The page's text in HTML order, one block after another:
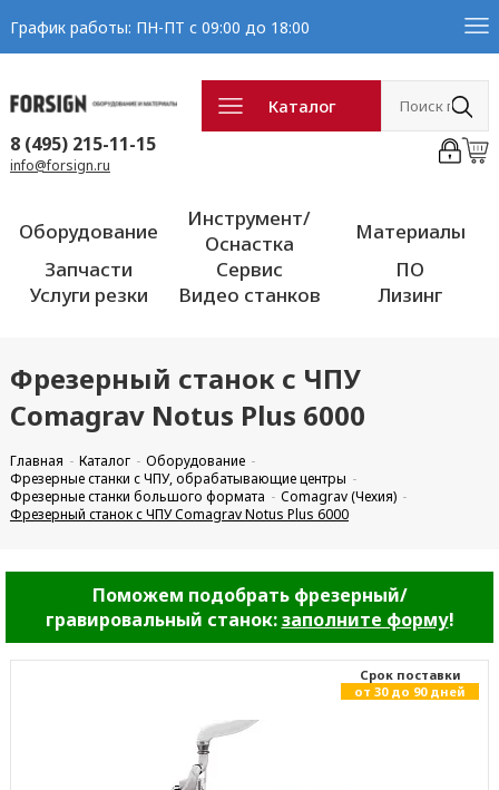
График работы: ПН-ПТ с 09:00 до 18:00
Каталог
8 (495) 215-11-15
info@forsign.ru
Оборудование
Инструмент/
Оснастка
Материалы
Запчасти
Сервис
ПО
Услуги резки
Видео станков Лизинг
Фрезерный станок с ЧПУ
Comagrav Notus Plus 6000
Главная Каталог
Оборудование
Фрезерные станки с ЧПУ, обрабатывающие центры
Фрезерные станки большого формата
Comagrav (Чехия)
Фрезерный станок с ЧПУ Comagrav Notus Plus 6000
Поможем подобрать фрезерный/
гравировальный станок:заполните форму!
Cрок поставки
от 30 до 90 дней